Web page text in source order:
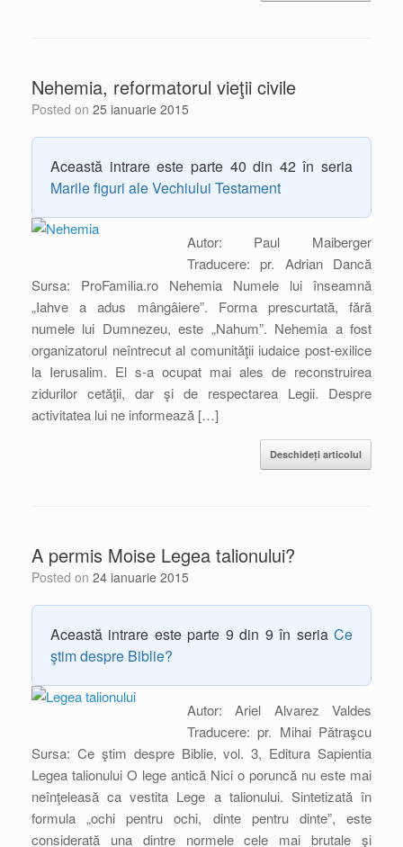
Nehemia, reformatorul vieţii civile
Posted on 25 ianuarie 2015
Această intrare este parte 40 din 42 în seria
Marile figuri ale Vechiului Testament
Autor: Paul Maiberger
Traducere: pr. Adrian Dancă
Sursa: ProFamilia.ro Nehemia Numele lui înseamnă
„Iahve a adus mângâiere”. Forma prescurtată, fără
numele lui Dumnezeu, este „Nahum”. Nehemia a fost
organizatorul neîntrecut al comunităţii iudaice post-exilice
la Ierusalim. El s-a ocupat mai ales de reconstruirea
zidurilor cetăţii, dar şi de respectarea Legii. Despre
activitatea lui ne informează […]
Deschideți articolul
A permis Moise Legea talionului?
Posted on 24 ianuarie 2015
Această intrare este parte 9 din 9 în seria Ce
ştim despre Biblie?
Autor: Ariel Alvarez Valdes
Traducere: pr. Mihai Pătraşcu
Sursa: Ce ştim despre Biblie, vol. 3, Editura Sapientia
Legea talionului O lege antică Nici o poruncă nu este mai
neînţeleasă ca vestita Lege a talionului. Sintetizată în
formula „ochi pentru ochi, dinte pentru dinte”, este
considerată una dintre normele cele mai brutale şi